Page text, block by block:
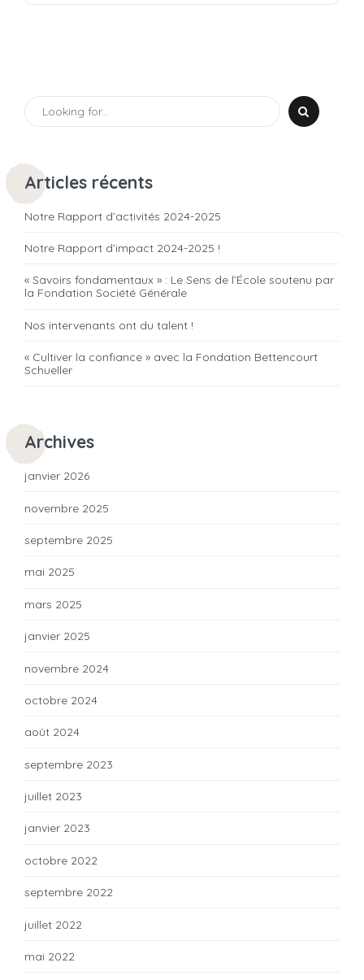
Articles récents
Notre Rapport d’activités 2024-2025
Notre Rapport d’impact 2024-2025 !
« Savoirs fondamentaux » : Le Sens de l’École soutenu par
la Fondation Société Générale
Nos intervenants ont du talent !
« Cultiver la confiance » avec la Fondation Bettencourt
Schueller
Archives
janvier 2026
novembre 2025
septembre 2025
mai 2025
mars 2025
janvier 2025
novembre 2024
octobre 2024
août 2024
septembre 2023
juillet 2023
janvier 2023
octobre 2022
septembre 2022
juillet 2022
mai 2022